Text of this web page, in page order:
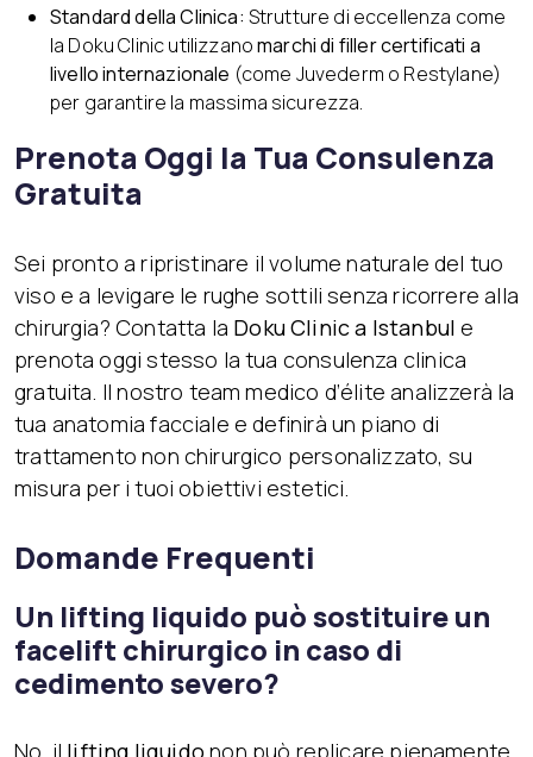
Standard della Clinica: Strutture di eccellenza come
la Doku Clinic utilizzanomarchi di filler certificati a
livello internazionale (come Juvederm o Restylane)
per garantire la massima sicurezza.
Prenota Oggi la Tua Consulenza
Gratuita
Sei pronto a ripristinare il volume naturale del tuo
viso e a levigare le rughe sottili senza ricorrere alla
chirurgia? Contatta la Doku Clinic a Istanbul e
prenota oggi stesso la tua consulenza clinica
gratuita. Il nostro team medico d’élite analizzerà la
tua anatomia facciale e definirà un piano di
trattamento non chirurgico personalizzato, su
misura per i tuoi obiettivi estetici.
Domande Frequenti
Un lifting liquido può sostituire un
facelift chirurgico in caso di
cedimento severo?
No, il lifting liquido non può replicare pienamente